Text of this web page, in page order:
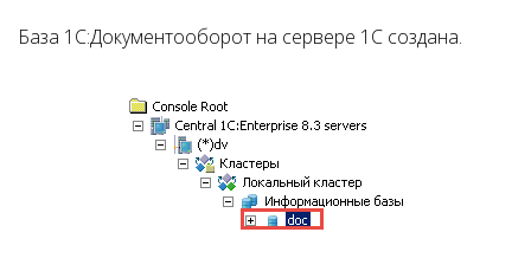
База 1С:Документооборот на сервере 1С создана.